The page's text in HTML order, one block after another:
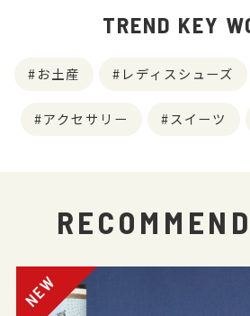
TREND KEY
お土産 レディスシューズ
アクセサリー スイーツ